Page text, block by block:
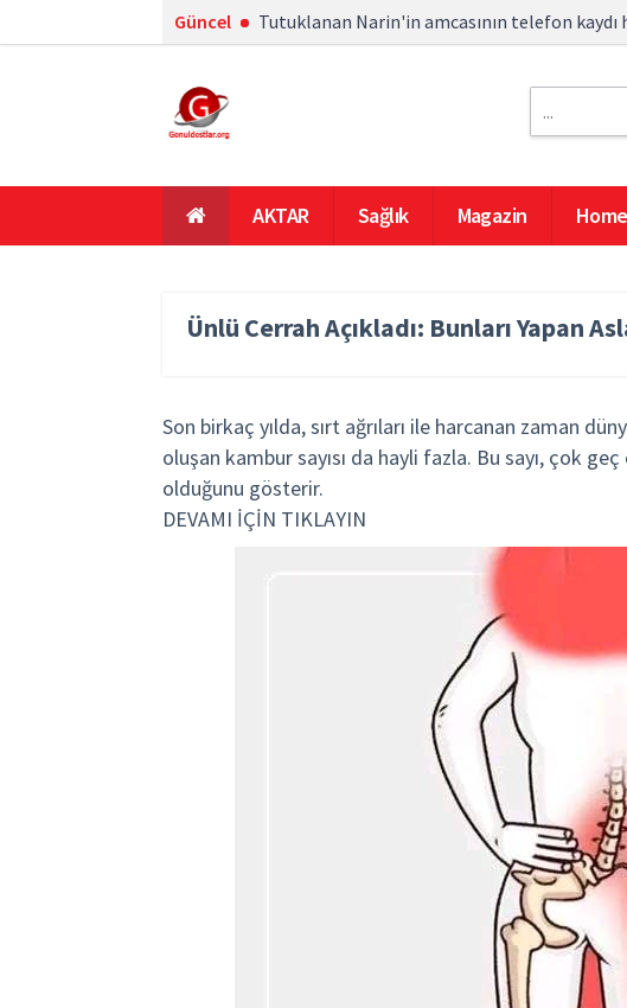
Güncel Tutuklanan Narin'in amcasının telefon kaydı
AKTAR Sağlık Magazin Home
Ünlü Cerrah Açıkladı: Bunları Yapan
Son birkaç yılda, sırt ağrıları ile harcanan zaman
oluşan kambur sayısı da hayli fazla. Bu sayı, çok
olduğunu gösterir.
DEVAMI İÇİN TIKLAYIN